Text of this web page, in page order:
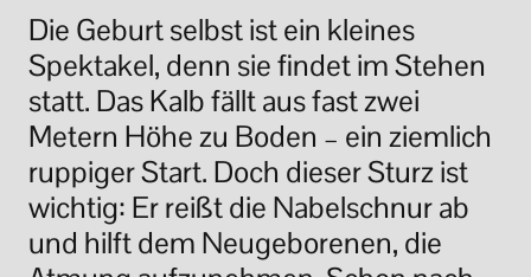
Die Geburt selbst ist ein kleines
Spektakel, denn sie findet im Stehen
statt. Das Kalb fällt aus fast zwei
Metern Höhe zu Boden – ein ziemlich
ruppiger Start. Doch dieser Sturz ist
wichtig: Er reißt die Nabelschnur ab
und hilft dem Neugeborenen, die